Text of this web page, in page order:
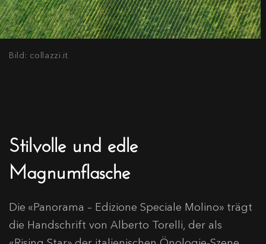
Bild: collazzi.it
Stilvolle und edle
Magnumflasche
Die «Panorama – Edizione Speciale Molino» trägt
die Handschrift von Alberto Torelli, der als